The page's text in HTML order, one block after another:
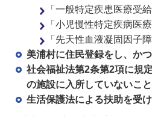
「一般特定疾患医療受給
「小児慢性特定疾病医
「先天性血液凝固因子
美浦村に住民登録をし、か
社会福祉法第2条第2項に規
の施設に入所していないこと
生活保護法による扶助を受